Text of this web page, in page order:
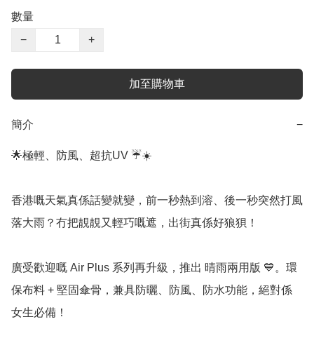
數量
−
+
加至購物車
簡介 −
🌟極輕、防風、超抗UV ☔️☀️
香港嘅天氣真係話變就變，前一秒熱到溶、後一秒突然打風
落大雨？冇把靚靚又輕巧嘅遮，出街真係好狼狽！
廣受歡迎嘅 Air Plus 系列再升級，推出 晴雨兩用版 💙。環
保布料 + 堅固傘骨，兼具防曬、防風、防水功能，絕對係
女生必備！